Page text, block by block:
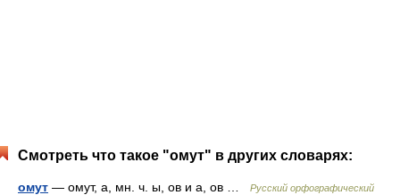
Смотреть что такое "омут" в других словарях:
омут — омут, а, мн. ч. ы, ов и а, ов …
Русский орфографический